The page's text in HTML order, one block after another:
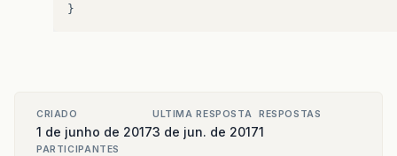
}
CRIADO
1 de junho de 2017
ULTIMA RESPOSTA
3 de jun. de 2017
RESPOSTAS
1
PARTICIPANTES